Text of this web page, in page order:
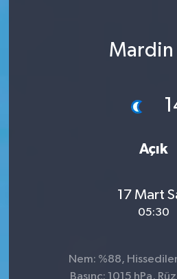
Mardin
Açık
17 Mart
05:30
Nem: %88,
Basınç: 1015 hPa,